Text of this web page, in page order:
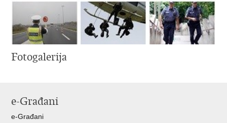
Fotogalerija
e-Građani
e-Građani